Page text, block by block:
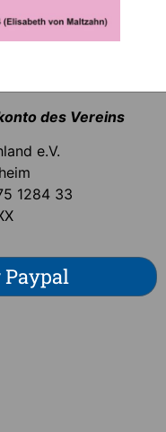
des Vereins
e.V.
1284 33
Paypal